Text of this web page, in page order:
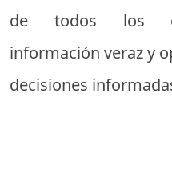
de todos los
información veraz y
decisiones